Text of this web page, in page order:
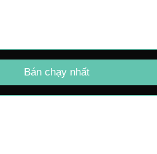
Bán chạy nhất